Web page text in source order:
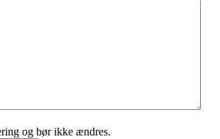
og bør ikke ændres.